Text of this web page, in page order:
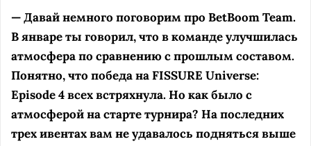
— Давай немного поговорим про BetBoom Team.
В январе ты говорил, что в команде улучшилась
атмосфера по сравнению с прошлым составом.
Понятно, что победа на FISSURE Universe:
Episode 4 всех встряхнула. Но как было с
атмосферой на старте турнира? На последних
трех ивентах вам не удавалось подняться выше